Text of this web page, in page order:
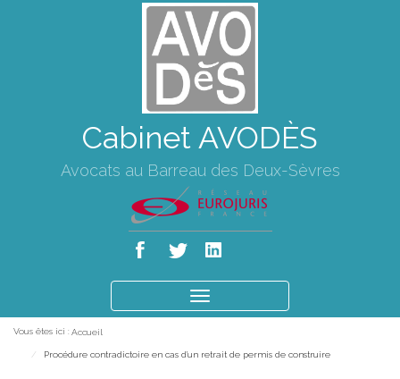
Cabinet AVODÈS
Avocats au Barreau des Deux-Sèvres
le
Vous êtes ici : Accueil
Procédure contradictoire en cas d'un retrait de permis de construire